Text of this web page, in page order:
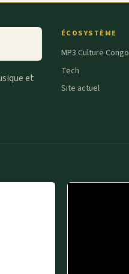
et
ÉCOSYSTÈME
MP3 Culture Congo
Tech
Site actuel